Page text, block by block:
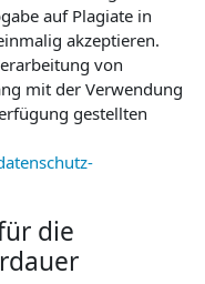
auf Plagiate in
akzeptieren.
von
mit der Verwendung
gestellten
die